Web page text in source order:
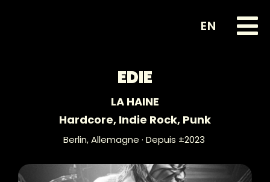
EN
EDIE
LA HAINE
Hardcore, Indie Rock, Punk
Berlin, Allemagne · Depuis ±2023